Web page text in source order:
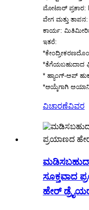
ಮೋಟಾರ್
ವೇಗ ಮತ್ತು
ಕಾರ್ಯ:
ಇತರೆ:
*ತೆಗೆಯಬಹುದಾದ
* ಹ್ಯಾಂಗ್-ಅಪ್
*ಆಯ್ಕೆಗಾಗಿ
ವಿಚಾರಣೆವಿವರ
ಸೂಕ್ತವಾದ
ಹೇರ್